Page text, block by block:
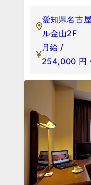
愛知県名古
ル金山2F
月給 /
254,000 円